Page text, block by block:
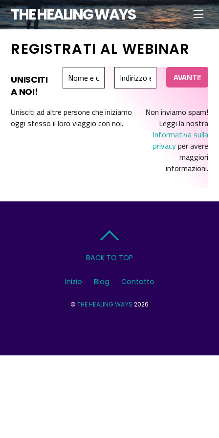
Skip
to
content
THE HEALING WAYS
REGISTRATI AL WEBINAR
UNISCITI
A NOI!
Unisciti ad altre persone che iniziamo
oggi stesso il loro viaggio con noi.
Non inviamo spam!
Leggi la nostra
Informativa sulla
privacyper avere
maggiori
informazioni.
BACK TO TOP
Inizio Blog Contatto
© THE HEALING WAYS 2026